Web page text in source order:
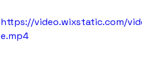
https://video.wixstatic.com/
e.mp4